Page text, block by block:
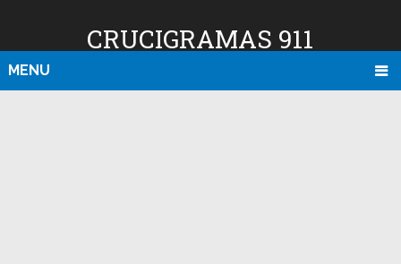
CRUCIGRAMAS 911
MENU